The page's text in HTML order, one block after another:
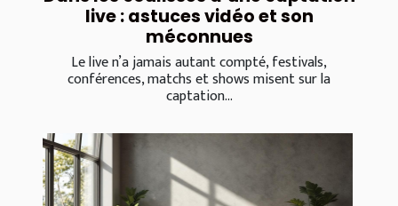
live : astuces vidéo et son
méconnues
Le live n’a jamais autant compté, festivals,
conférences, matchs et shows misent sur la
captation...